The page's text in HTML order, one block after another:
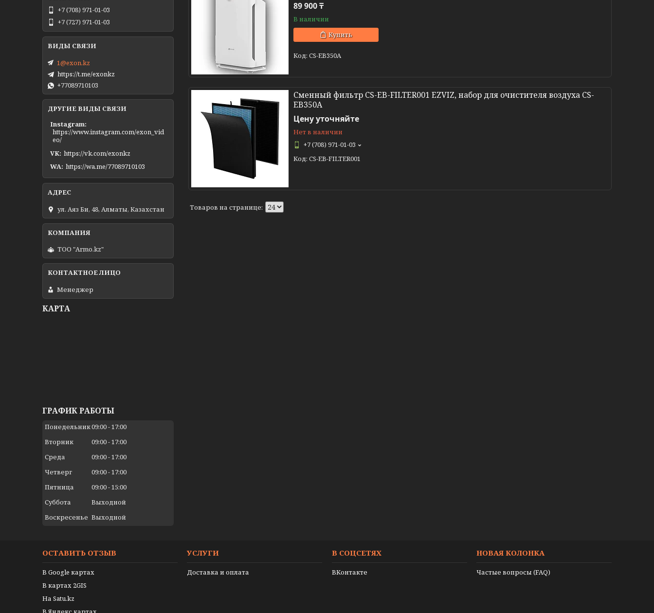
89 900 ₸
В наличии
Купить
CS-EB350A
Сменный фильтр CS-EB-FILTER001 EZVIZ, набор для очистителя воздуха CS-
EB350A
Цену уточняйте
Нет в наличии
+7 (708) 971-01-03
CS-EB-FILTER001
+7 (708) 971-01-03
+7 (727) 971-01-03
1@exon.kz
https://t.me/exonkz
+77089710103
ДРУГИЕ ВИДЫ СВЯЗИ
Instagram
https://www.instagram.com/exon_vid
eo/
VK https://vk.com/exonkz
WA https://wa.me/77089710103
ул. Аяз Би, 48, Алматы, Казахстан
ТОО "Armo.kz"
Менеджер
КАРТА
ГРАФИК РАБОТЫ
Понедельник09:00 17:00
Вторник
09:00 17:00
Среда
09:00 17:00
Четверг
09:00 17:00
Пятница
09:00 15:00
Суббота
Выходной
Воскресенье Выходной
ОСТАВИТЬ ОТЗЫВ
В Google картах
В картах 2GIS
На Satu.kz
УСЛУГИ
Доставка и оплата
В СОЦСЕТЯХ
ВКонтакте
НОВАЯ КОЛОНКА
Частые вопросы (FAQ)